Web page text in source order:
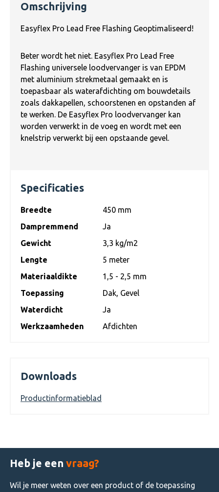
Omschrijving
Easyflex Pro Lead Free Flashing Geoptimaliseerd!
Beter wordt het niet. Easyflex Pro Lead Free
Flashing universele loodvervanger is van EPDM
met aluminium strekmetaal gemaakt en is
toepasbaar als waterafdichting om bouwdetails
zoals dakkapellen, schoorstenen en opstanden af
te werken. De Easyflex Pro loodvervanger kan
worden verwerkt in de voeg en wordt met een
knelstrip verwerkt bij een opstaande gevel.
Specificaties
Breedte
450 mm
Dampremmend
Ja
Gewicht
3,3 kg/m2
Lengte
5 meter
Materiaaldikte
1,5 - 2,5 mm
Toepassing
Dak, Gevel
Waterdicht
Ja
Werkzaamheden
Afdichten
Downloads
Productinformatieblad
Heb je een vraag?
Wil je meer weten over een product of de toepassing